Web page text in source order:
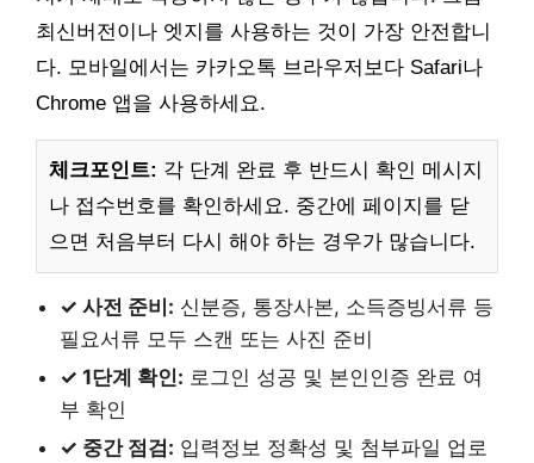
최신버전이나 엣지를 사용하는 것이 가장 안전합니
다. 모바일에서는 카카오톡 브라우저보다 Safari나
Chrome 앱을 사용하세요.
체크포인트: 각 단계 완료 후 반드시 확인 메시지
나 접수번호를 확인하세요. 중간에 페이지를 닫
으면 처음부터 다시 해야 하는 경우가 많습니다.
✓ 사전 준비: 신분증, 통장사본, 소득증빙서류 등
필요서류 모두 스캔 또는 사진 준비
✓ 1단계 확인: 로그인 성공 및 본인인증 완료 여
부 확인
✓ 중간 점검: 입력정보 정확성 및 첨부파일 업로